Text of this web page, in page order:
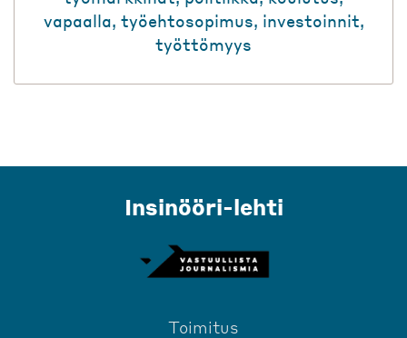
vapaalla, työehtosopimus, investoinnit,
työttömyys
Insinööri-lehti
Toimitus